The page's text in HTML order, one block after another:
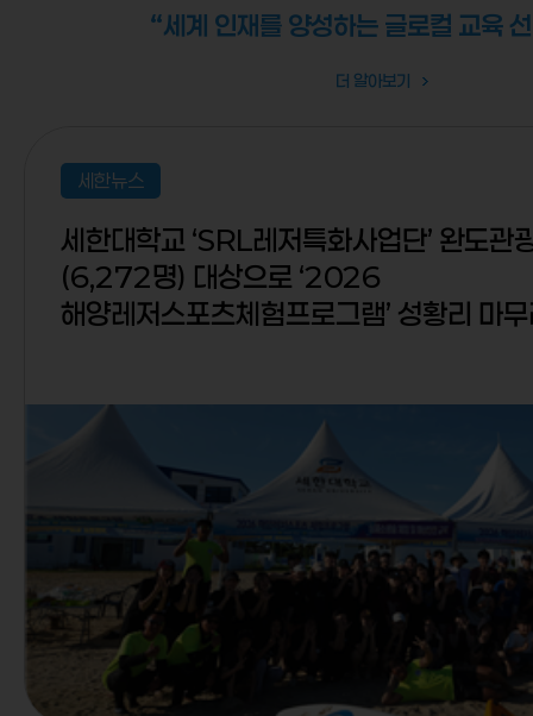
“세계 인재를 양성하는 글로컬 교육
세한뉴스
세한대학교 ‘SRL레저특화사업단’ 완도관
(6,272명) 대상으로 ‘2026
해양레저스포츠체험프로그램’ 성황리 마
더 알아보기